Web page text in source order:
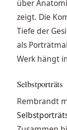
über
zeigt. Die
Tiefe der
als
Werk hängt
Selbstporträts
Rembrandt